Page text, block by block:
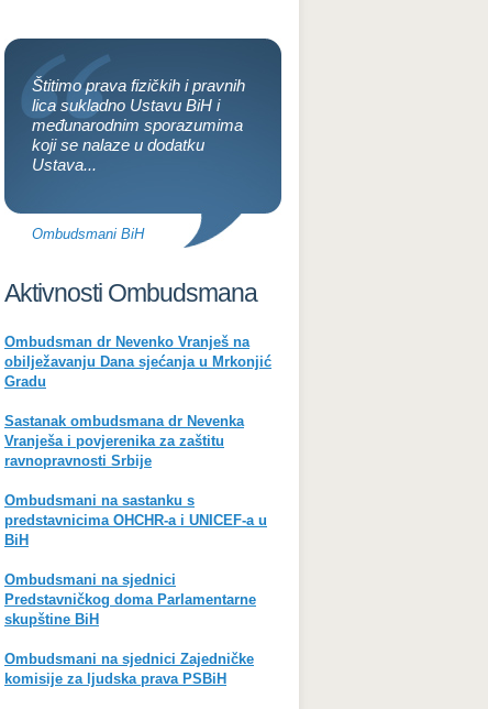
Štitimo prava fizičkih i pravnih
lica sukladno Ustavu BiH i
međunarodnim sporazumima
koji se nalaze u dodatku
Ustava...
Ombudsmani BiH
Aktivnosti Ombudsmana
Ombudsman dr Nevenko Vranješ na
obilježavanju Dana sjećanja u Mrkonjić
Gradu
Sastanak ombudsmana dr Nevenka
Vranješa i povjerenika za zaštitu
ravnopravnosti Srbije
Ombudsmani na sastanku s
predstavnicima OHCHR-a i UNICEF-a u
BiH
Ombudsmani na sjednici
Predstavničkog doma Parlamentarne
skupštine BiH
Ombudsmani na sjednici Zajedničke
komisije za ljudska prava PSBiH